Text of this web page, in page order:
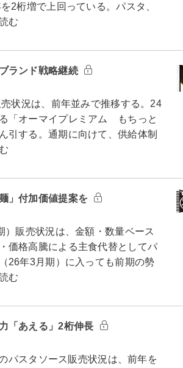
桁増で上回っている。パスタ、
む
ランド戦略継続
状況は、前年並みで推移する。24
「オーマイプレミアム もちっと
引する。通期に向けて、供給体制
」付加価値提案を
販売状況は、金額・数量ベース
価格高騰による主食代替としてパ
26年3月期）に入っても前期の勢
む
「あえる」2桁伸長
パスタソース販売状況は、前年を